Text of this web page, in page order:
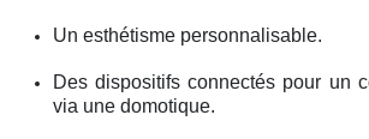
Un esthétisme personnalisable.
Des dispositifs connectés pour un
via une domotique.